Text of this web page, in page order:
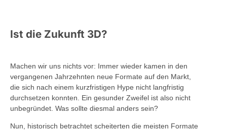
Ist die Zukunft 3D?
Machen wir uns nichts vor: Immer wieder kamen in den
vergangenen Jahrzehnten neue Formate auf den Markt,
die sich nach einem kurzfristigen Hype nicht langfristig
durchsetzen konnten. Ein gesunder Zweifel ist also nicht
unbegründet. Was sollte diesmal anders sein?
Nun, historisch betrachtet scheiterten die meisten Formate